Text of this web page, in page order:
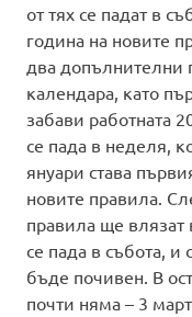
от тях се падат в
година на новите
два допълнителни
календара, като
забави работната
се пада в неделя,
януари става
новите правила.
правила ще влязат
се пада в събота,
бъде почивен. В
почти няма – 3